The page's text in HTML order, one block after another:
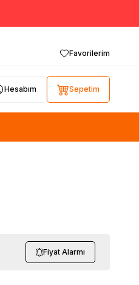
Favorilerim
Hesabım Sepetim
Fiyat Alarmı